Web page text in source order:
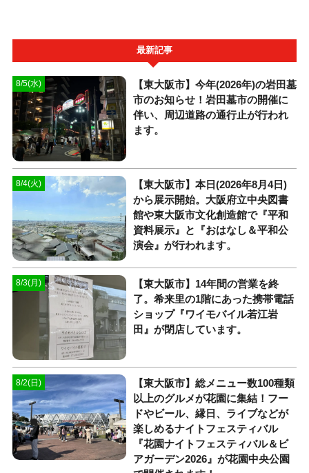
最新記事
8/5(水)
【東大阪市】今年(2026年)の岩田墓
市のお知らせ！岩田墓市の開催に
伴い、周辺道路の通行止が行われ
ます。
8/4(火)
【東大阪市】本日(2026年8月4日)
から展示開始。大阪府立中央図書
館や東大阪市文化創造館で『平和
資料展示』と『おはなし＆平和公
演会』が行われます。
8/3(月)
【東大阪市】14年間の営業を終
了。希来里の1階にあった携帯電話
ショップ『ワイモバイル若江岩
田』が閉店しています。
8/2(日)
【東大阪市】総メニュー数100種類
以上のグルメが花園に集結！フー
ドやビール、縁日、ライブなどが
楽しめるナイトフェスティバル
『花園ナイトフェスティバル＆ビ
アガーデン2026』が花園中央公園